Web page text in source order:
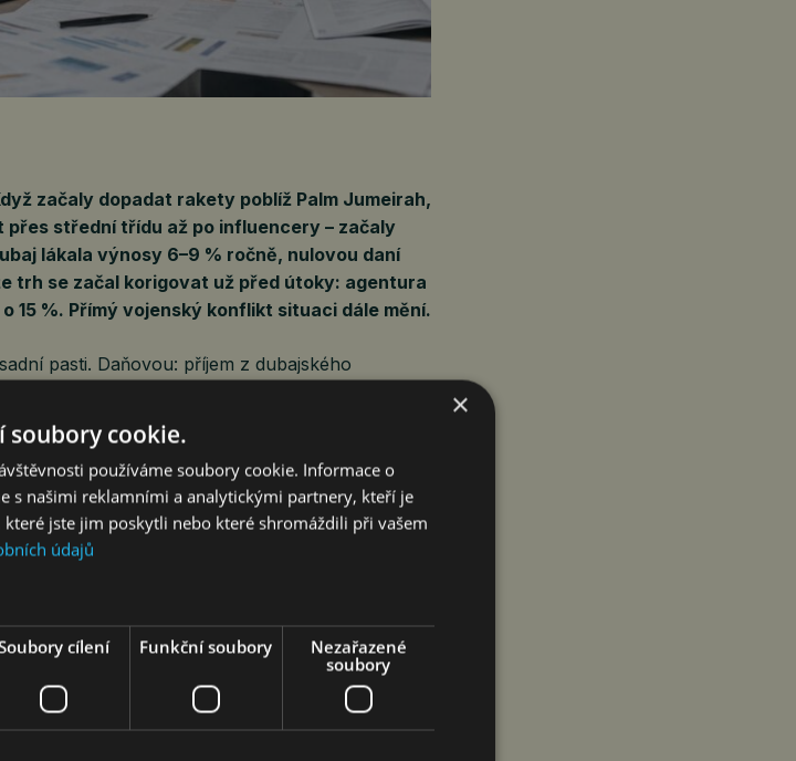
začaly dopadat rakety poblíž Palm Jumeirah,
střední třídu až po influencery – začaly
lákala výnosy 6–9 % ročně, nulovou daní
trh se začal korigovat už před útoky: agentura
15 %. Přímý vojenský konflikt situaci dále mění.
pasti. Daňovou: příjem z dubajského
A pojistnou: standardní smlouvy válečná rizika
expozici a pojistné krytí, to je teď klíčové,
OK KLIENT (člen skupiny OK
×
soubory cookie.
používáme soubory cookie. Informace o
s našimi reklamními a analytickými partnery, kteří je
jste jim poskytli nebo které shromáždili při vašem
údajů
cílení Funkční soubory
Nezařazené
soubory